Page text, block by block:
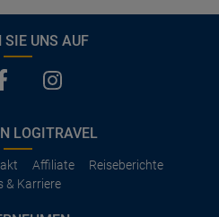
SIE UNS AUF
LOGITRAVEL
Affiliate
Reiseberichte
& Karriere